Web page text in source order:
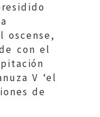
oscense,
con el
V ‘el
de